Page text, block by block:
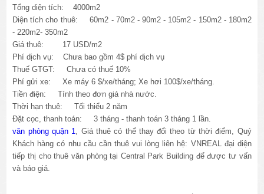
Tổng diện tích: 4000m2
Diện tích cho thuê: 60m2 - 70m2 - 90m2 - 105m2 - 150m2 - 180m2
- 220m2- 350m2
Giá thuê: 17 USD/m2
Phí dịch vụ: Chưa bao gồm 4$ phí dịch vụ
Thuế GTGT: Chưa có thuế 10%
Phí gửi xe: Xe máy 6 $/xe/tháng; Xe hơi 100$/xe/tháng.
Tiền điện: Tính theo đơn giá nhà nước.
Thời hạn thuê: Tối thiểu 2 năm
Đặt cọc, thanh toán: 3 tháng - thanh toán 3 tháng 1 lần.
văn phòng quận 1
, Giá thuê có thể thay đổi theo từ thời điểm, Quý
Khách hàng có nhu cầu cần thuê vui lòng liên hệ: VNREAL đại diện
tiếp thị cho thuê văn phòng tại Central Park Building để được tư vấn
và báo giá.